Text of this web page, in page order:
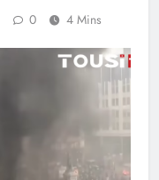
0 4 Mins